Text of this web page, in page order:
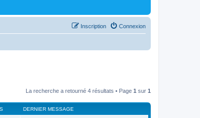
Connexion
Inscription
La recherche a retourné 4 résultats • Page 1 sur 1
DERNIER MESSAGE